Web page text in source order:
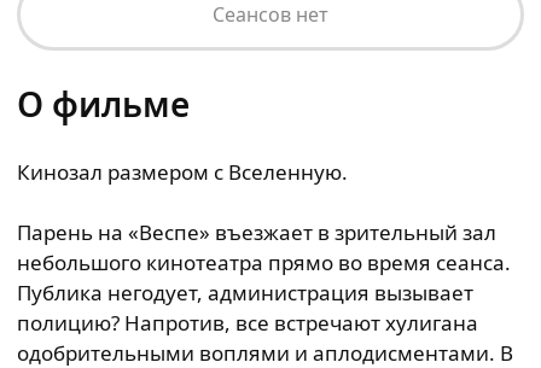
Сеансов нет
О фильме
Кинозал размером с Вселенную.
Парень на «Веспе» въезжает в зрительный зал
небольшого кинотеатра прямо во время сеанса.
Публика негодует, администрация вызывает
полицию? Напротив, все встречают хулигана
одобрительными воплями и аплодисментами. В